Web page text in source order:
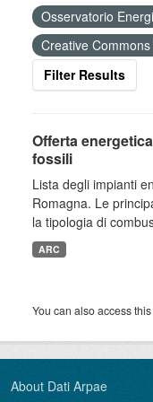
Osservatorio
Creative
Filter Results
Offerta
fossili
Lista degli impianti
Romagna. Le
la tipologia di
ARC
You can also access
About Dati Arpae